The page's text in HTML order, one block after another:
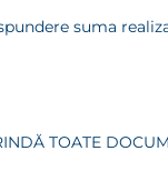
suma
TOATE